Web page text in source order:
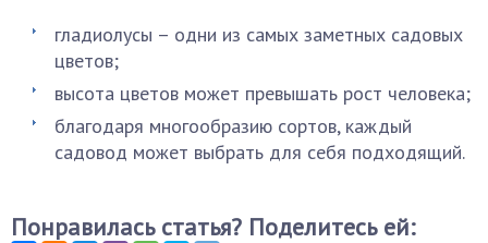
гладиолусы – одни из самых заметных садовых
цветов;
высота цветов может превышать рост человека;
благодаря многообразию сортов, каждый
садовод может выбрать для себя подходящий.
Понравилась статья? Поделитесь ей: